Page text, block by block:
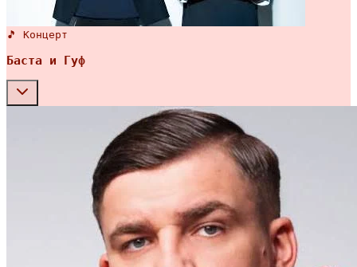
🎵 Концерт
Баста и Гуф